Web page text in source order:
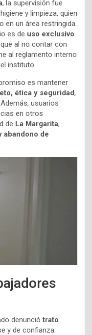
, la supervisión fue
y limpieza, quien
en un área restringida.
es de uso exclusivo
al no contar con
al reglamento interno
instituto.
es mantener
ética y seguridad,
usuarios
en otros
de La Margarita,
abandono de
denunciótrato
y de confianza.